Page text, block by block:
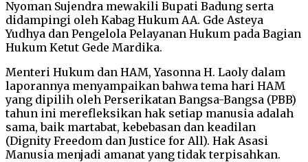
Nyoman Sujendra mewakili Bupati Badung serta
didampingi oleh Kabag Hukum AA. Gde Asteya
Yudhya dan Pengelola Pelayanan Hukum pada Bagian
Hukum Ketut Gede Mardika.
Menteri Hukum dan HAM, Yasonna H. Laoly dalam
laporannya menyampaikan bahwa tema hari HAM
yang dipilih oleh Perserikatan Bangsa-Bangsa (PBB)
tahun ini merefleksikan hak setiap manusia adalah
sama, baik martabat, kebebasan dan keadilan
(Dignity Freedom dan Justice for All). Hak Asasi
Manusia menjadi amanat yang tidak terpisahkan.